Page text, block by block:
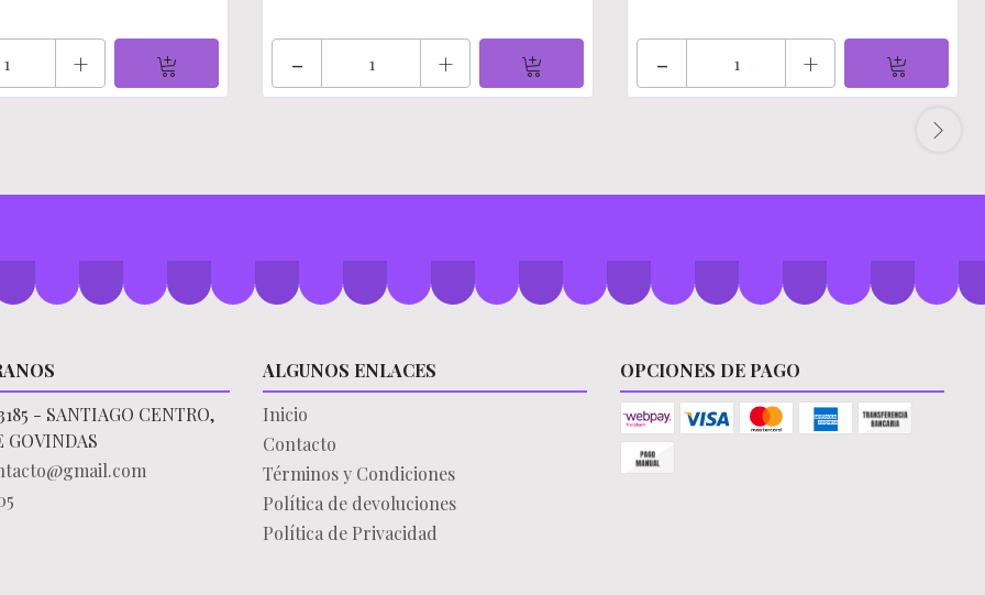
+ - + - +
- SANTIAGO CENTRO,
GOVINDAS
ALGUNOS ENLACES
Inicio
Contacto
Términos y Condiciones
Política de devoluciones
Política de Privacidad
OPCIONES DE PAGO